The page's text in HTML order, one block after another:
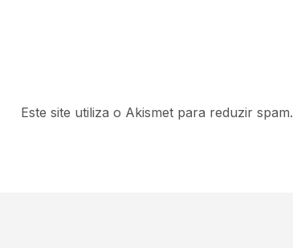
Este site utiliza o Akismet para reduzir spam.